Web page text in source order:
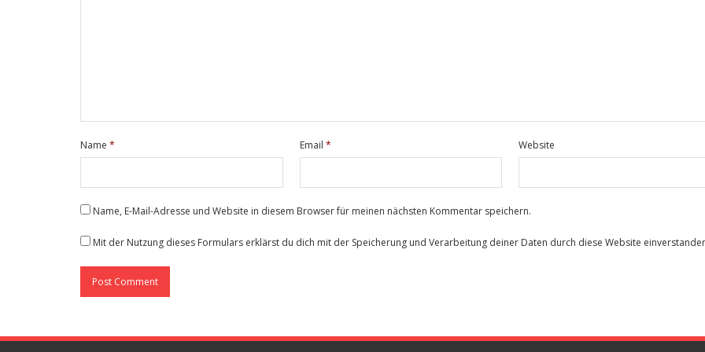
Name * Email * Website
Name, E-Mail-Adresse und Website in diesem Browser für meinen nächsten Kommentar speichern.
Mit der Nutzung dieses Formulars erklärst du dich mit der Speicherung und Verarbeitung deiner Daten durch diese Website